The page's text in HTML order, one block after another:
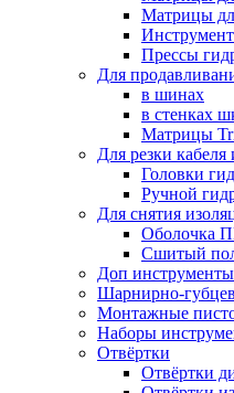
Матрицы
Прессы
Для
в шинах
в стенках
Матрицы
Для резки кабеля
Головки
Ручной
Для снятия
Оболочка
Сшитый
Доп
Шарнирно-
Монтажные
Наборы
Отвёртки
Отвёртки